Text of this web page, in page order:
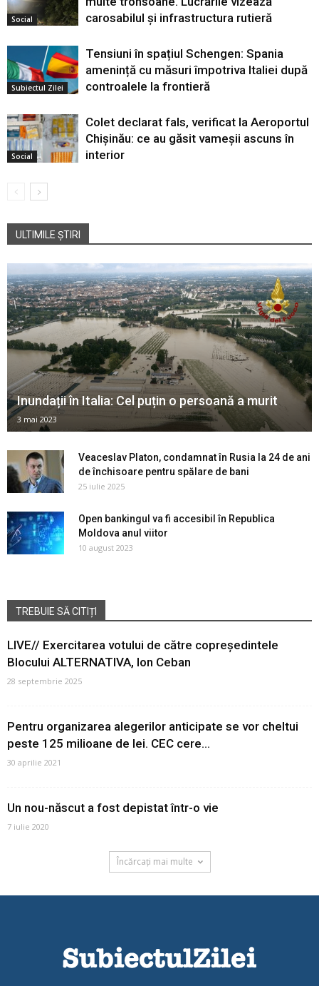
Social
carosabilul și infrastructura rutieră
Subiectul Zilei
Tensiuni în spațiul Schengen: Spania
amenință cu măsuri împotriva Italiei după
controalele la frontieră
Social
Colet declarat fals, verificat la Aeroportul
Chișinău: ce au găsit vameșii ascuns în
interior
ULTIMILE ȘTIRI
Inundații în Italia: Cel puțin o persoană a murit
3 mai 2023
Veaceslav Platon, condamnat în Rusia la 24 de ani
de închisoare pentru spălare de bani
25 iulie 2025
Open bankingul va fi accesibil în Republica
Moldova anul viitor
10 august 2023
TREBUIE SĂ CITIȚI
LIVE// Exercitarea votului de către copreședintele
Blocului ALTERNATIVA, Ion Ceban
28 septembrie 2025
Pentru organizarea alegerilor anticipate se vor cheltui
peste 125 milioane de lei. CEC cere...
30 aprilie 2021
Un nou-născut a fost depistat într-o vie
7 iulie 2020
Încărcați mai multe